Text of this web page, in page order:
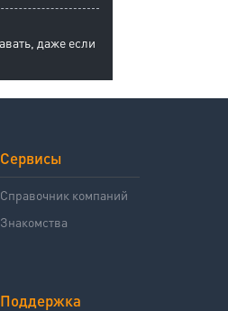
даже если
Сервисы
Справочник компаний
Знакомства
Поддержка